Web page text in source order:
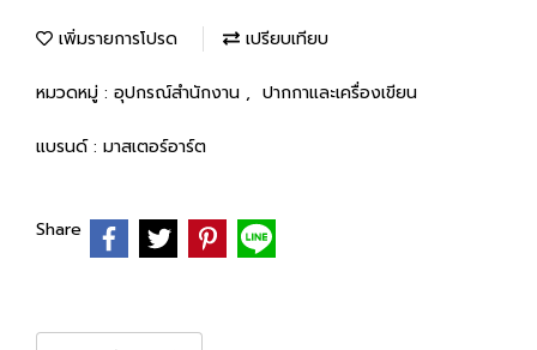
เพิ่มรายการโปรด เปรียบเทียบ
หมวดหมู่ : อุปกรณ์สำนักงาน , ปากกาและเครื่องเขียน
แบรนด์ : มาสเตอร์อาร์ต
Share